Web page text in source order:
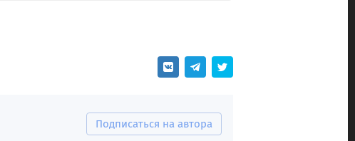
Подписаться на автора